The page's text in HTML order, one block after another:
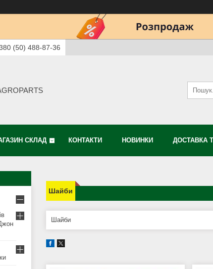
(50) 488-87-36
СКЛАД КОНТАКТИ НОВИНКИ ДОСТАВКА
Шайби
Шайби